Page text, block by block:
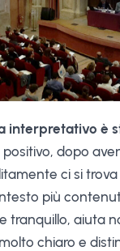
interpretativo è
dopo
ci si
più
tranquillo, aiuta
chiaro e